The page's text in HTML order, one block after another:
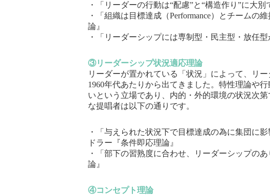
・「リーダーの行動は“配慮”と“構造作り”に大
・「組織は目標達成（Performance）とチームの
論』
・「リーダーシップには専制型・民主型・放任
③リーダーシップ状況適応理論
リーダーが置かれている「状況」によって、リ
1960年代あたりから出てきました。特性理論や
いという立場であり、内的・外的環境の状況次
な提唱者は以下の通りです。
・「与えられた状況下で目標達成の為に集団に
ドラー『条件即応理論』
・「部下の習熟度に合わせ、リーダーシップの
論』
④コンセプト理論